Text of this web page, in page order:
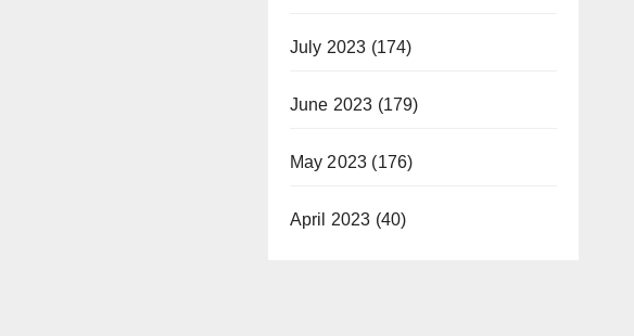
July 2023 (174)
June 2023 (179)
May 2023 (176)
April 2023 (40)